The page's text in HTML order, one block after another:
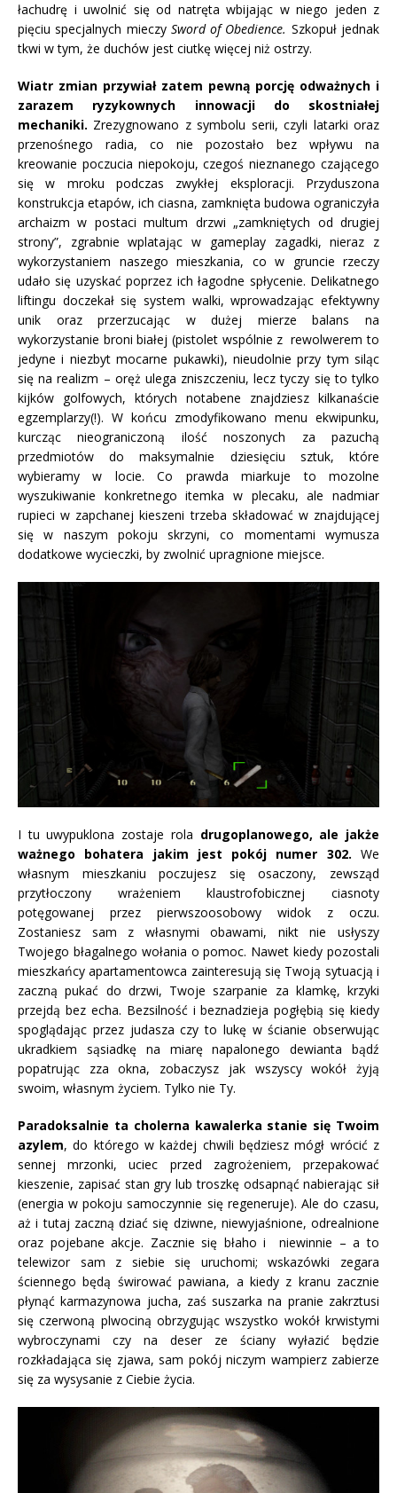
łachudrę i uwolnić się od natręta wbijając w niego jeden z
pięciu specjalnych mieczy Sword of Obedience. Szkopuł jednak
tkwi w tym, że duchów jest ciutkę więcej niż ostrzy.
Wiatr zmian przywiał zatem pewną porcję odważnych i
zarazem ryzykownych innowacji do skostniałej
mechaniki. Zrezygnowano z symbolu serii, czyli latarki oraz
przenośnego radia, co nie pozostało bez wpływu na
kreowanie poczucia niepokoju, czegoś nieznanego czającego
się w mroku podczas zwykłej eksploracji. Przyduszona
konstrukcja etapów, ich ciasna, zamknięta budowa ograniczyła
archaizm w postaci multum drzwi „zamkniętych od drugiej
strony”, zgrabnie wplatając w gameplay zagadki, nieraz z
wykorzystaniem naszego mieszkania, co w gruncie rzeczy
udało się uzyskać poprzez ich łagodne spłycenie. Delikatnego
liftingu doczekał się system walki, wprowadzając efektywny
unik oraz przerzucając w dużej mierze balans na
wykorzystanie broni białej (pistolet wspólnie z rewolwerem to
jedyne i niezbyt mocarne pukawki), nieudolnie przy tym siląc
się na realizm – oręż ulega zniszczeniu, lecz tyczy się to tylko
kijków golfowych, których notabene znajdziesz kilkanaście
egzemplarzy(!). W końcu zmodyfikowano menu ekwipunku,
kurcząc nieograniczoną ilość noszonych za pazuchą
przedmiotów do maksymalnie dziesięciu sztuk, które
wybieramy w locie. Co prawda miarkuje to mozolne
wyszukiwanie konkretnego itemka w plecaku, ale nadmiar
rupieci w zapchanej kieszeni trzeba składować w znajdującej
się w naszym pokoju skrzyni, co momentami wymusza
dodatkowe wycieczki, by zwolnić upragnione miejsce.
I tu uwypuklona zostaje rola drugoplanowego, ale jakże
ważnego bohatera jakim jest pokój numer 302. We
własnym mieszkaniu poczujesz się osaczony, zewsząd
przytłoczony wrażeniem klaustrofobicznej ciasnoty
potęgowanej przez pierwszoosobowy widok z oczu.
Zostaniesz sam z własnymi obawami, nikt nie usłyszy
Twojego błagalnego wołania o pomoc. Nawet kiedy pozostali
mieszkańcy apartamentowca zainteresują się Twoją sytuacją i
zaczną pukać do drzwi, Twoje szarpanie za klamkę, krzyki
przejdą bez echa. Bezsilność i beznadzieja pogłębią się kiedy
spoglądając przez judasza czy to lukę w ścianie obserwując
ukradkiem sąsiadkę na miarę napalonego dewianta bądź
popatrując zza okna, zobaczysz jak wszyscy wokół żyją
swoim, własnym życiem. Tylko nie Ty.
Paradoksalnie ta cholerna kawalerka stanie się Twoim
azylem, do którego w każdej chwili będziesz mógł wrócić z
sennej mrzonki, uciec przed zagrożeniem, przepakować
kieszenie, zapisać stan gry lub troszkę odsapnąć nabierając sił
(energia w pokoju samoczynnie się regeneruje). Ale do czasu,
aż i tutaj zaczną dziać się dziwne, niewyjaśnione, odrealnione
oraz pojebane akcje. Zacznie się błaho i niewinnie – a to
telewizor sam z siebie się uruchomi; wskazówki zegara
ściennego będą świrować pawiana, a kiedy z kranu zacznie
płynąć karmazynowa jucha, zaś suszarka na pranie zakrztusi
się czerwoną plwociną obrzygując wszystko wokół krwistymi
wybroczynami czy na deser ze ściany wyłazić będzie
rozkładająca się zjawa, sam pokój niczym wampierz zabierze
się za wysysanie z Ciebie życia.